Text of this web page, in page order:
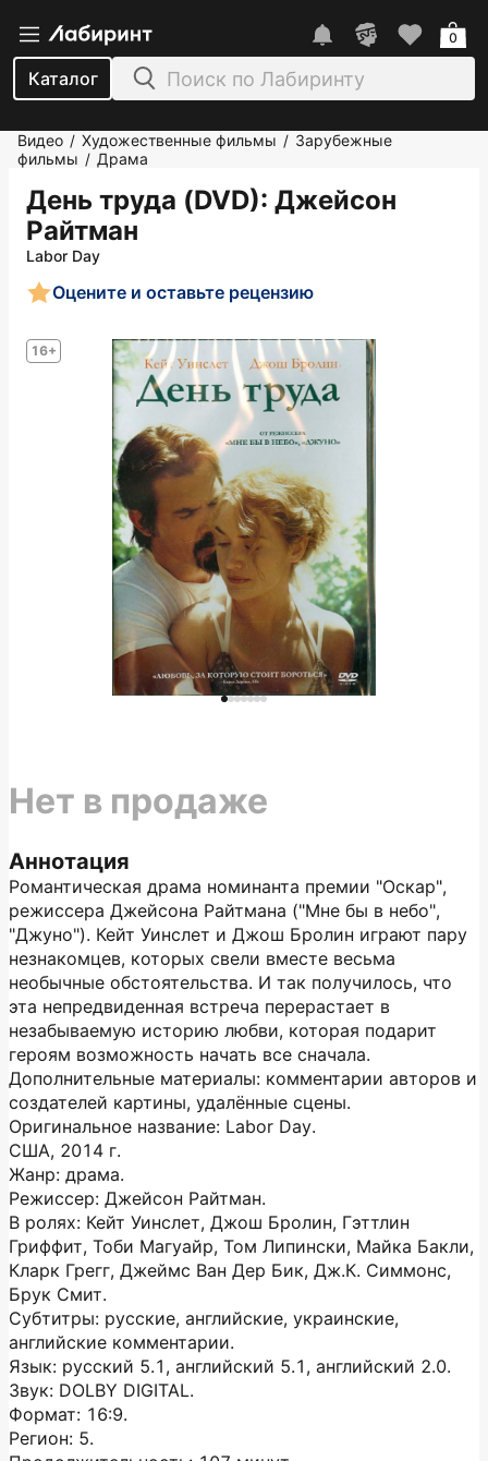
Каталог
0
Видео / Художественные фильмы / Зарубежные
фильмы / Драма
День труда (DVD): Джейсон
Райтман
Labor Day
16+
Оцените и оставьте рецензию
Аннотация
Романтическая драма номинанта премии "Оскар",
режиссера Джейсона Райтмана ("Мне бы в небо",
"Джуно"). Кейт Уинслет и Джош Бролин играют пару
незнакомцев, которых свели вместе весьма
необычные обстоятельства. И так получилось, что
эта непредвиденная встреча перерастает в
незабываемую историю любви, которая подарит
героям возможность начать все сначала.
Дополнительные материалы: комментарии авторов и
создателей картины, удалённые сцены.
Оригинальное название: Labor Day.
США, 2014 г.
Жанр: драма.
Режиссер: Джейсон Райтман.
В ролях: Кейт Уинслет, Джош Бролин, Гэттлин
Гриффит, Тоби Магуайр, Том Липински, Майка Бакли,
Кларк Грегг, Джеймс Ван Дер Бик, Дж.К. Симмонс,
Брук Смит.
Субтитры: русские, английские, украинские,
английские комментарии.
Язык: русский 5.1, английский 5.1, английский 2.0.
Звук: DOLBY DIGITAL.
Формат: 16:9.
Регион: 5.
Нет в продаже